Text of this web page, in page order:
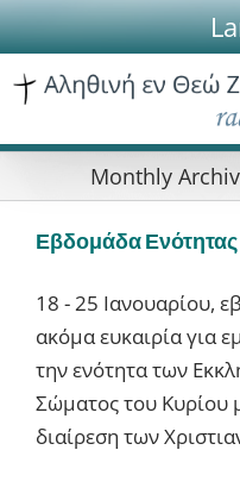
Skip
to
content
Monthly
Εβδομάδα Ενότητας
18 - 25 Ιανουαρίου,
ακόμα ευκαιρία για
την ενότητα των
Σώματος του Κυρίου
διαίρεση των